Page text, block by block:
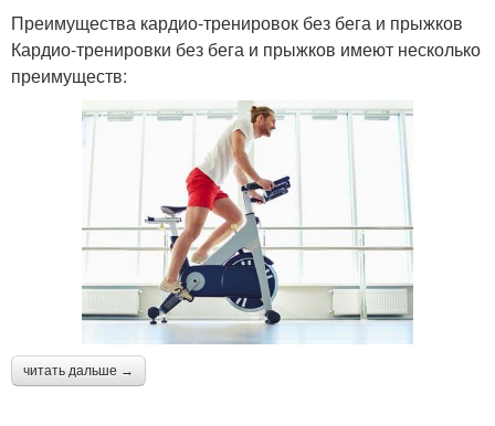
Преимущества кардио-тренировок без бега и прыжков
Кардио-тренировки без бега и прыжков имеют несколько
преимуществ:
читать дальше →